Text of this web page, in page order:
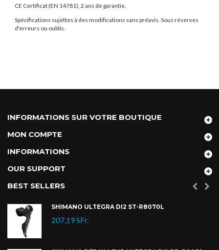
CE Certificat (EN 14781), 2 ans de garantie.
Spécifications sujettes à des modifications sans préavis. Sous réserves
d'erreurs ou oublis.
INFORMATIONS SUR VOTRE BOUTIQUE
MON COMPTE
INFORMATIONS
OUR SUPPORT
BEST SELLERS
SHIMANO ULTEGRA DI2 ST-R8070L
207,19 SFr.